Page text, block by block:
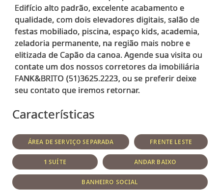
Edifício alto padrão, excelente acabamento e
qualidade, com dois elevadores digitais, salão de
festas mobiliado, piscina, espaço kids, academia,
zeladoria permanente, na região mais nobre e
elitizada de Capão da canoa. Agende sua visita ou
contate um dos nossos corretores da imobiliária
FANK&BRITO (51)3625.2223, ou se preferir deixe
seu contato que iremos retornar.
Características
ÁREA DE SERVIÇO SEPARADA FRENTE LESTE
1 SUÍTE ANDAR BAIXO
BANHEIRO SOCIAL